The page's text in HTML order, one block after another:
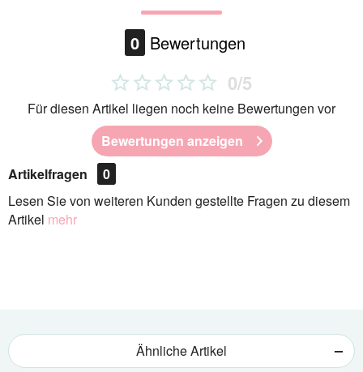
0 Bewertungen
0/5
Für diesen Artikel liegen noch keine Bewertungen vor
Bewertungen anzeigen
Artikelfragen
0
Lesen Sie von weiteren Kunden gestellte Fragen zu diesem
Artikel mehr
Ähnliche Artikel